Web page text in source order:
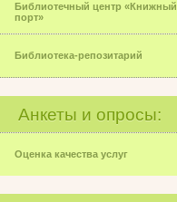
Библиотечный центр «Книжный
порт»
Библиотека-репозитарий
Анкеты и опросы:
Оценка качества услуг